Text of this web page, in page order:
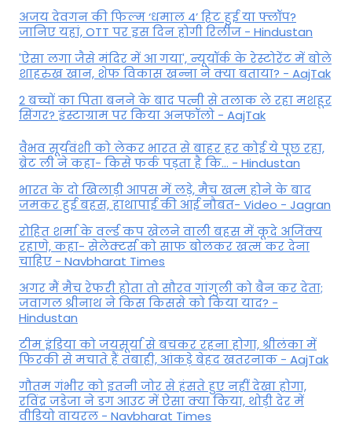
अजय देवगन की फिल्म ‘धमाल 4’ हिट हुई या फ्लॉप?
जानिए यहां, OTT पर इस दिन होगी रिलीज - Hindustan
'ऐसा लगा जैसे मंदिर में आ गया', न्यूयॉर्क के रेस्टोरेंट में बोले
शाहरुख खान, शेफ विकास खन्ना ने क्या बताया? - AajTak
2 बच्चों का पिता बनने के बाद पत्नी से तलाक ले रहा मशहूर
सिंगर? इंस्टाग्राम पर किया अनफॉलो - AajTak
वैभव सूर्यवंशी को लेकर भारत से बाहर हर कोई ये पूछ रहा,
ब्रेट ली ने कहा- किसे फर्क पड़ता है कि… - Hindustan
भारत के दो खिलाड़ी आपस में लड़े, मैच खत्म होने के बाद
जमकर हुई बहस, हाथापाई की आई नौबत- Video - Jagran
रोहित शर्मा के वर्ल्ड कप खेलने वाली बहस में कूदे अजिंक्य
रहाणे, कहा- सेलेक्टर्स को साफ बोलकर खत्म कर देना
चाहिए - Navbharat Times
अगर मैं मैच रेफरी होता तो सौरव गांगुली को बैन कर देता;
जवागल श्रीनाथ ने किस किससे को किया याद? -
Hindustan
टीम इंडिया को जयसूर्या से बचकर रहना होगा, श्रीलंका में
फिरकी से मचाते हैं तबाही, आंकड़े बेहद खतरनाक - AajTak
गौतम गंभीर को इतनी जोर से हंसते हुए नहीं देखा होगा,
रविंद्र जडेजा ने डग आउट में ऐसा क्या किया, थोड़ी देर में
वीडियो वायरल - Navbharat Times